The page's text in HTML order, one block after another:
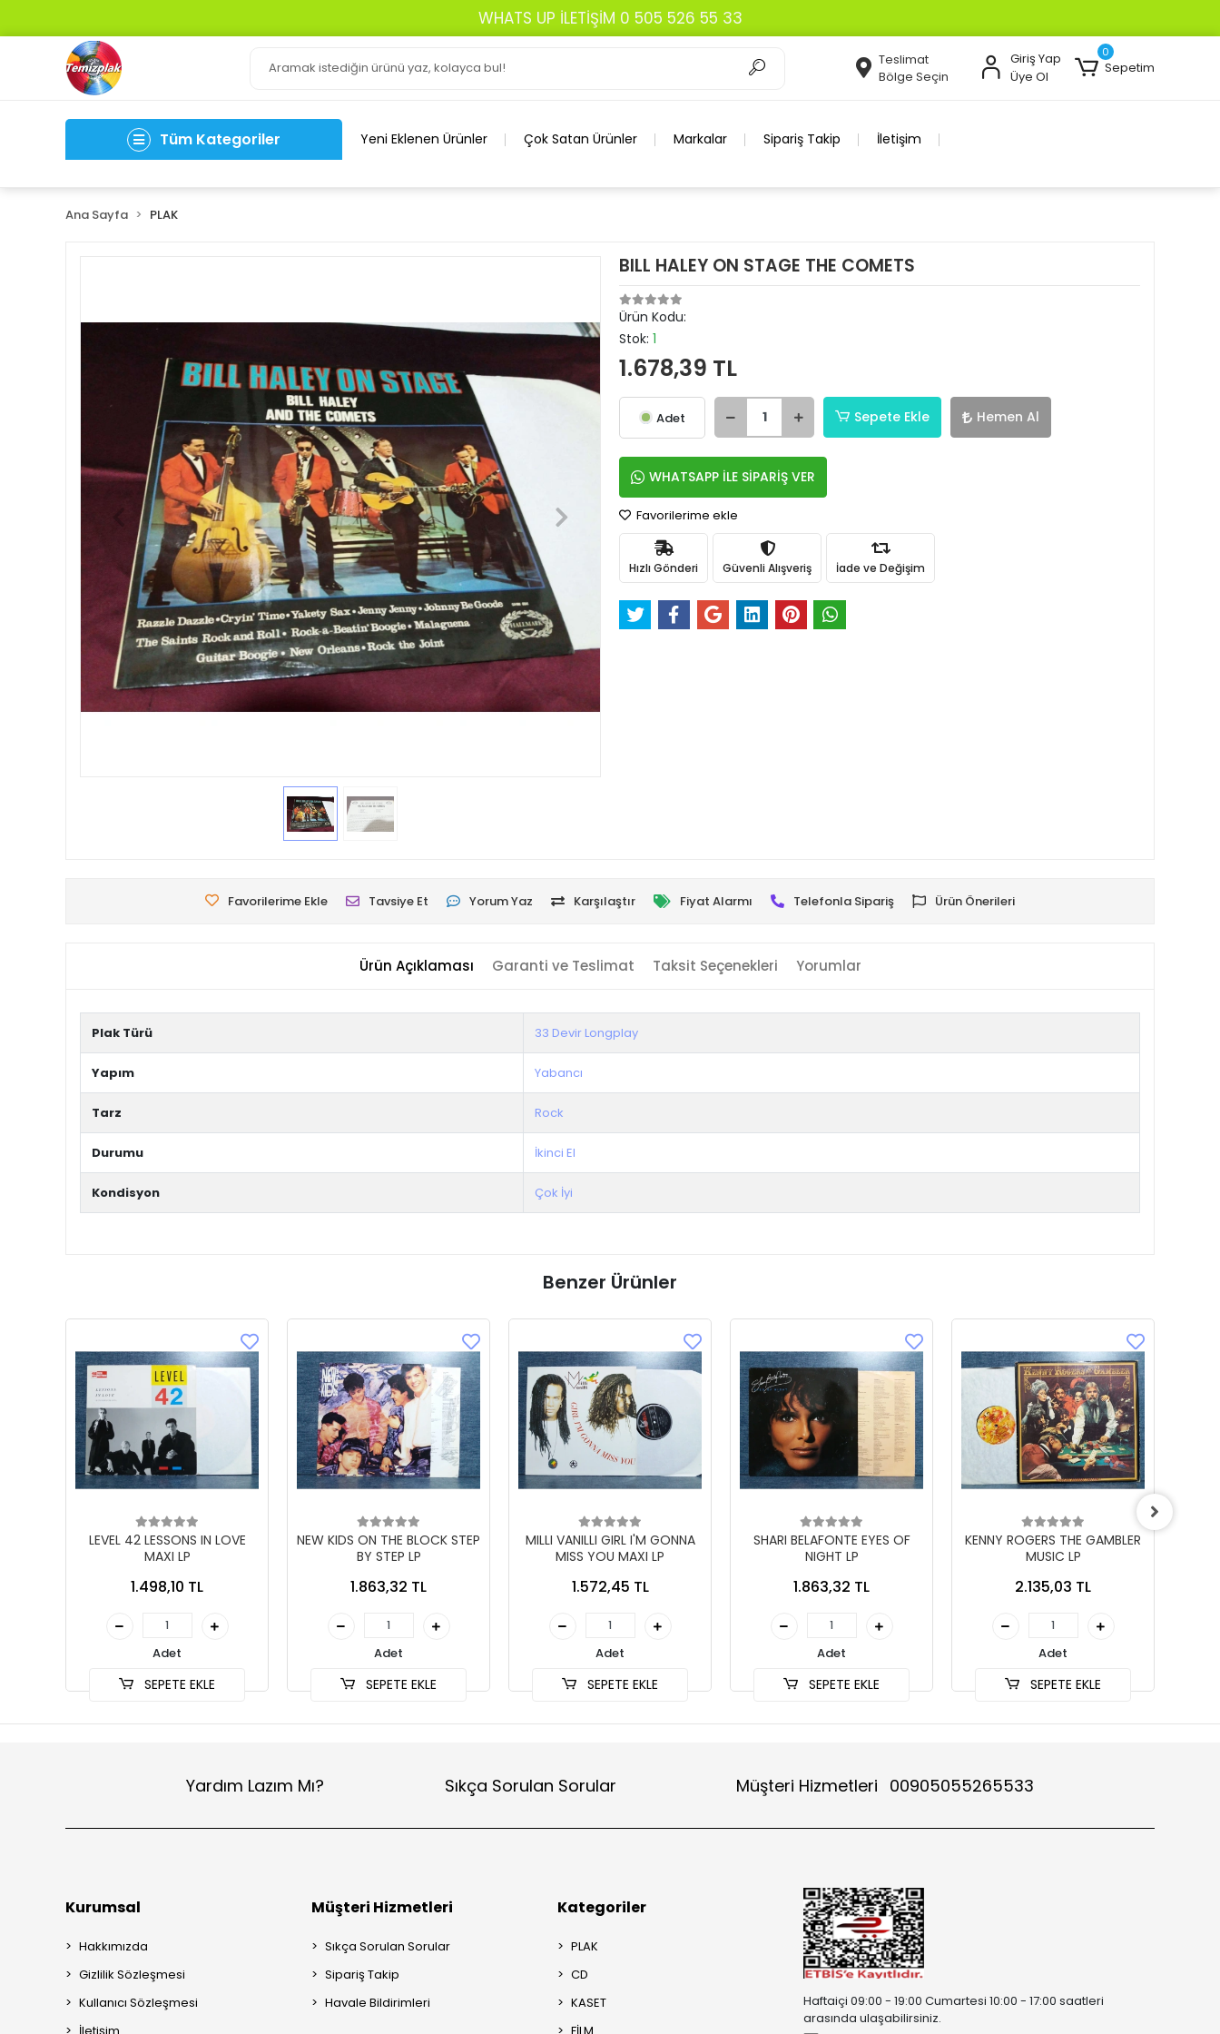
WHATS UP İLETİŞİM 0 505 526 55 33
Teslimat
Bölge Seçin
Giriş Yap
Üye Ol
0
Sepetim
Tüm Kategoriler Yeni Eklenen Ürünler Çok Satan Ürünler Markalar Sipariş Takip İletişim
Ana Sayfa PLAK
BILL HALEY ON STAGE THE COMETS
Ürün Kodu:
Stok: 1
1.678,39 TL
Adet Sepete Ekle Hemen Al
WHATSAPP İLE SİPARİŞ VER
Favorilerime ekle
Hızlı Gönderi Güvenli Alışveriş İade ve Değişim
Favorilerime Ekle Tavsiye Et Yorum Yaz Karşılaştır Fiyat Alarmı Telefonla Sipariş Ürün Önerileri
Ürün Açıklaması Garanti ve Teslimat Taksit Seçenekleri Yorumlar
Plak Türü 33 Devir Longplay
Yapım Yabancı
Tarz Rock
Durumu İkinci El
Kondisyon Çok İyi
Benzer Ürünler
LEVEL 42 LESSONS IN LOVE
MAXI LP
1.498,10 TL
Adet
SEPETE EKLE
NEW KIDS ON THE BLOCK STEP
BY STEP LP
1.863,32 TL
Adet
SEPETE EKLE
MILLI VANILLI GIRL I'M GONNA
MISS YOU MAXI LP
1.572,45 TL
Adet
SEPETE EKLE
SHARI BELAFONTE EYES OF
NIGHT LP
1.863,32 TL
Adet
SEPETE EKLE
KENNY ROGERS THE GAMBLER
MUSIC LP
2.135,03 TL
Adet
SEPETE EKLE
Yardım Lazım Mı? Sıkça Sorulan Sorular Müşteri Hizmetleri 00905055265533
Kurumsal
Hakkımızda
Gizlilik Sözleşmesi
Kullanıcı Sözleşmesi
Müşteri Hizmetleri
Sıkça Sorulan Sorular
Sipariş Takip
Havale Bildirimleri
Kategoriler
PLAK
CD
KASET
Haftaiçi 09:00 - 19:00 Cumartesi 10:00 - 17:00 saatleri
arasında ulaşabilirsiniz.